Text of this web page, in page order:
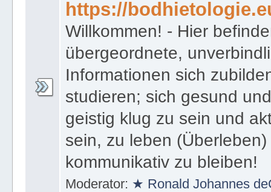
https://
Willkommen! - Hier
übergeordnete,
Informationen sich
studieren; sich gesund
geistig klug zu sein und
sein, zu leben
kommunikativ zu bleiben!
Moderator: ★ Ronald Johannes